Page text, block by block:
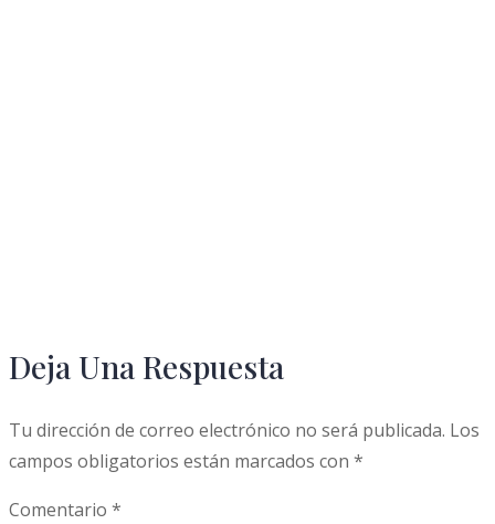
Deja Una Respuesta
Tu dirección de correo electrónico no será publicada. Los
campos obligatorios están marcados con *
Comentario *